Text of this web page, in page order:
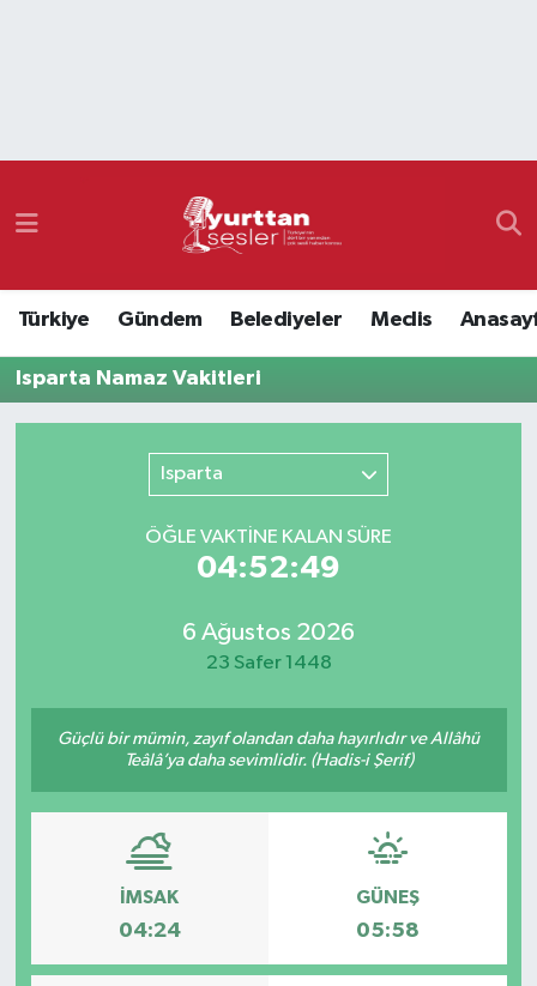
Türkiye Gündem Belediyeler Meclis
Isparta Namaz Vakitleri
Isparta
ÖĞLE VAKTİNE KALAN SÜRE
04:52:49
6 Ağustos 2026
23 Safer 1448
Güçlü bir mümin, zayıf olandan daha hayırlıdır ve Allâhü
Teâlâ’ya daha sevimlidir. (Hadis-i Şerif)
İMSAK
04:24
GÜNEŞ
05:58
Namaz Vakitleri
Süper Lig Puan Durumu ve Fikstür
Son Dakika Haberleri